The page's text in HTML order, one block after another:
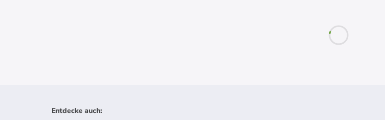
Entdecke auch: